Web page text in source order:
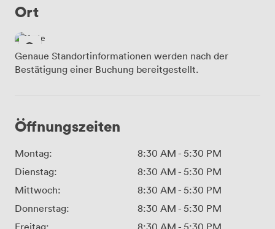
Ort
Genaue Standortinformationen werden nach der
Bestätigung einer Buchung bereitgestellt.
Öffnungszeiten
Montag: 8:30 AM - 5:30 PM
Dienstag:
8:30 AM - 5:30 PM
Mittwoch:
8:30 AM - 5:30 PM
Donnerstag:
8:30 AM - 5:30 PM
Freitag:
8:30 AM - 5:30 PM